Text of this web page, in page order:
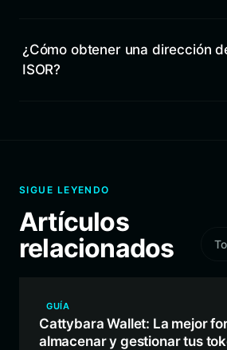
¿Cómo obtener una dirección
ISOR?
SIGUE LEYENDO
Artículos
relacionados
GUÍA
Cattybara Wallet: La mejor
almacenar y gestionar tus